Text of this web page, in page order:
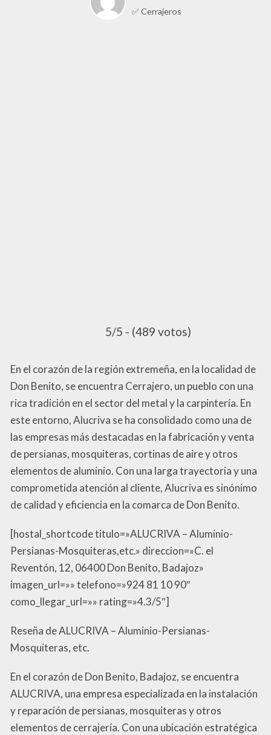
✅ Cerrajeros
5/5 - (489 votos)
En el corazón de la región extremeña, en la localidad de
Don Benito, se encuentra Cerrajero, un pueblo con una
rica tradición en el sector del metal y la carpintería. En
este entorno, Alucriva se ha consolidado como una de
las empresas más destacadas en la fabricación y venta
de persianas, mosquiteras, cortinas de aire y otros
elementos de aluminio. Con una larga trayectoria y una
comprometida atención al cliente, Alucriva es sinónimo
de calidad y eficiencia en la comarca de Don Benito.
[hostal_shortcode titulo=»ALUCRIVA – Aluminio-
Persianas-Mosquiteras,etc.» direccion=»C. el
Reventón, 12, 06400 Don Benito, Badajoz»
imagen_url=»» telefono=»924 81 10 90″
como_llegar_url=»» rating=»4.3/5″]
Reseña de ALUCRIVA – Aluminio-Persianas-
Mosquiteras, etc.
En el corazón de Don Benito, Badajoz, se encuentra
ALUCRIVA, una empresa especializada en la instalación
y reparación de persianas, mosquiteras y otros
elementos de cerrajería. Con una ubicación estratégica